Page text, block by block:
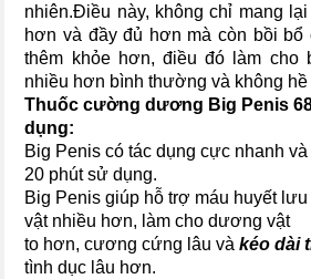
nhiên.Điều này, không chỉ mang
hơn và đầy đủ hơn mà còn bồi bổ
thêm khỏe hơn, điều đó làm cho
nhiều hơn bình thường và không hề
Thuốc cường dương Big Penis
dụng:
Big Penis có tác dụng cực nhanh
20 phút sử dụng.
Big Penis giúp hỗ trợ máu huyết
vật nhiều hơn, làm cho dương vật
to hơn, cương cứng lâu vàkéo dài
tình dục lâu hơn.